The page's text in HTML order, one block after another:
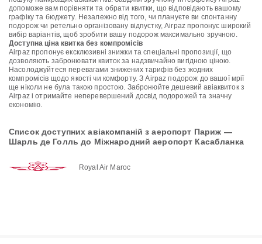
допоможе вам порівняти та обрати квитки, що відповідають вашому
графіку та бюджету. Незалежно від того, чи плануєте ви спонтанну
подорож чи ретельно організовану відпустку, Airpaz пропонує широкий
вибір варіантів, щоб зробити вашу подорож максимально зручною.
Доступна ціна квитка без компромісів
Airpaz пропонує ексклюзивні знижки та спеціальні пропозиції, що
дозволяють забронювати квиток за надзвичайно вигідною ціною.
Насолоджуйтеся перевагами знижених тарифів без жодних
компромісів щодо якості чи комфорту. З Airpaz подорож до вашої мрії
ще ніколи не була такою простою. Забронюйте дешевий авіаквиток з
Airpaz і отримайте неперевершений досвід подорожей та значну
економію.
Список доступних авіакомпаній з аеропорт Париж —
Шарль де Голль до Міжнародний аеропорт Касабланка
Royal Air Maroc